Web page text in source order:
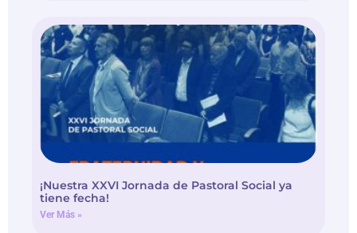
¡Nuestra XXVI Jornada de Pastoral Social ya
tiene fecha!
Ver Más »